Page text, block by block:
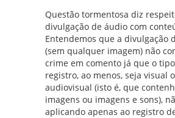
Questão tormentosa diz
divulgação de áudio com
Entendemos que a divulgação
(sem qualquer imagem) não
crime em comento já que o
registro, ao menos, seja visual
audiovisual (isto é, que
imagens ou imagens e sons),
aplicando apenas ao registro